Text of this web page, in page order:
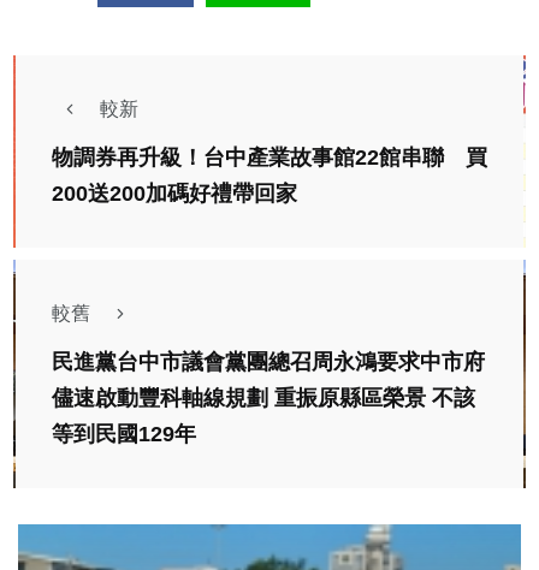
較新
物調券再升級！台中產業故事館22館串聯 買
200送200加碼好禮帶回家
較舊
民進黨台中市議會黨團總召周永鴻要求中市府
儘速啟動豐科軸線規劃 重振原縣區榮景 不該
等到民國129年